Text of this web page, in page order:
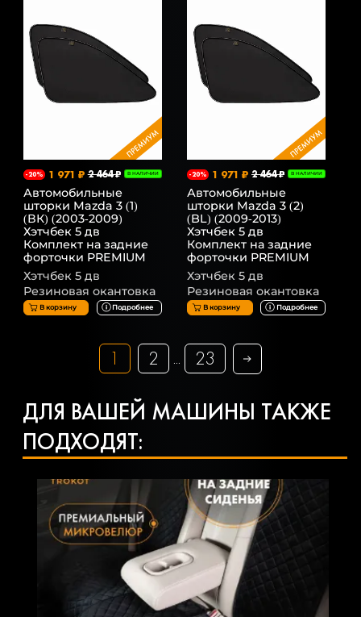
-20% 1 971 ₽ 2 464 ₽ В НАЛИЧИИ
Автомобильные
шторки Mazda 3 (1)
(ВК) (2003-2009)
Хэтчбек 5 дв
Комплект на задние
форточки PREMIUM
Хэтчбек 5 дв
Резиновая окантовка
В корзину Подробнее
-20% 1 971 ₽ 2 464 ₽ В НАЛИЧИИ
Автомобильные
шторки Mazda 3 (2)
(BL) (2009-2013)
Хэтчбек 5 дв
Комплект на задние
форточки PREMIUM
Хэтчбек 5 дв
Резиновая окантовка
В корзину Подробнее
1 2 ... 23
ДЛЯ ВАШЕЙ МАШИНЫ ТАКЖЕ
ПОДХОДЯТ: